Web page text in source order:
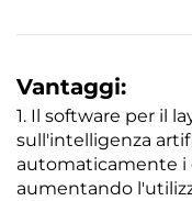
Vantaggi:
1. Il software per il
sull'intelligenza
automaticamente i
aumentando